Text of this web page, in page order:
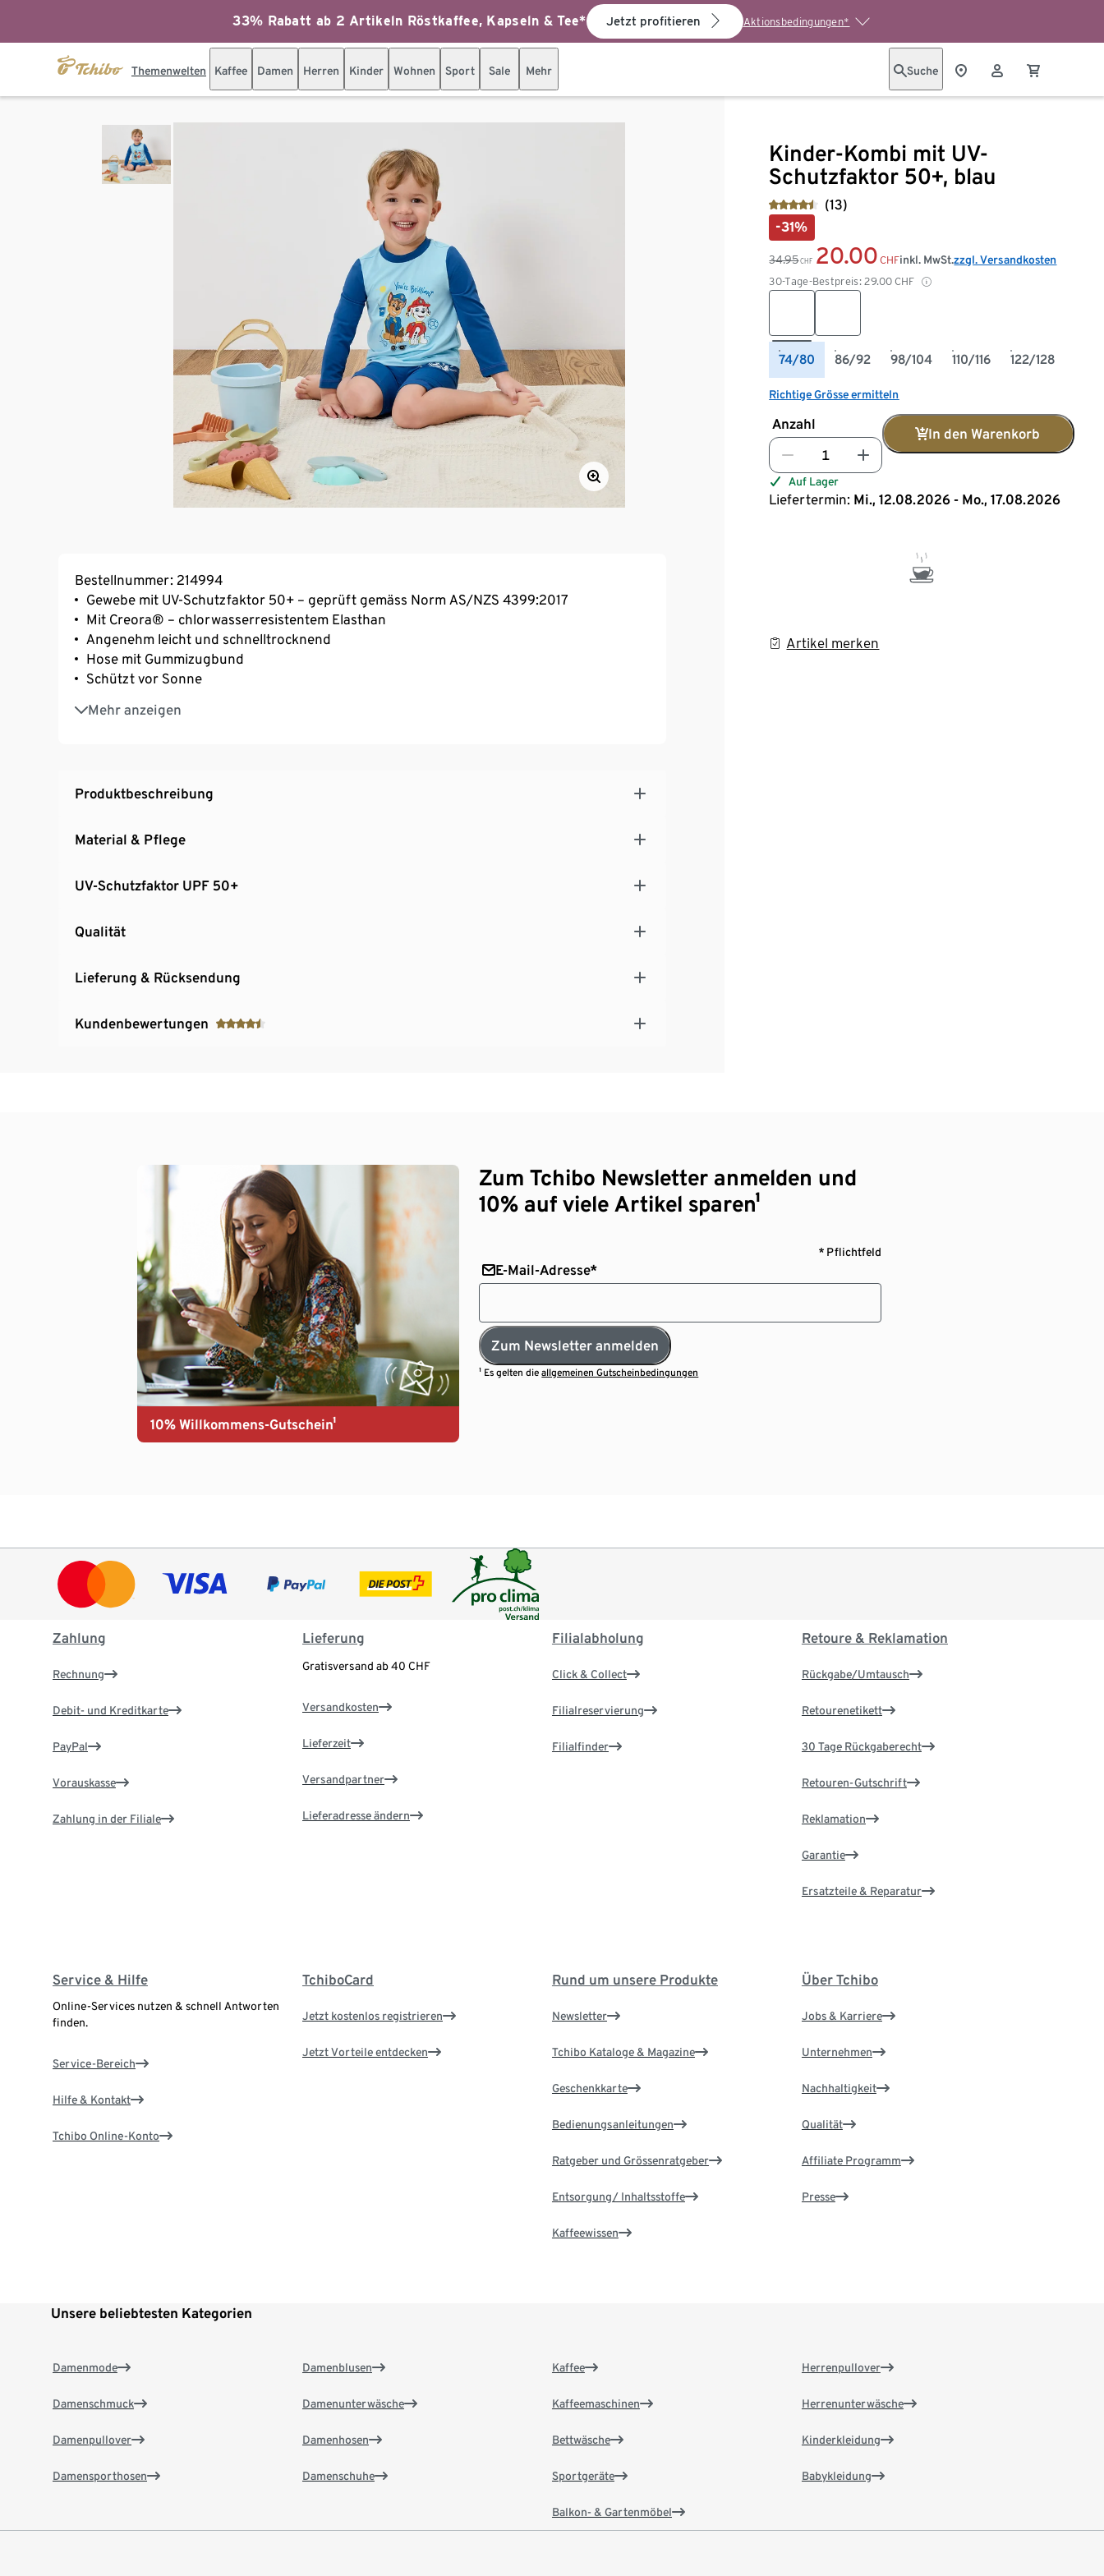
33% Rabatt ab 2 Artikeln Röstkaffee, Kapseln & Tee* Jetzt profitieren Aktionsbedingungen*
Themenwelten Kaffee Damen Herren Kinder Wohnen Sport Sale Mehr Suche
Kinder-Kombi mit UV-
Schutzfaktor 50+, blau
(13)
-31%
34.95 CHF 20.00 CHF
30-Tage-Bestpreis: 29.00 CHF
inkl. MwSt.zzgl. Versandkosten
74/80 86/92 98/104 110/116 122/128
Richtige Grösse ermitteln
Anzahl
In den Warenkorb
Auf Lager
Liefertermin: Mi., 12.08.2026 - Mo., 17.08.2026
Artikel merken
Bestellnummer: 214994
Gewebe mit UV-Schutzfaktor 50+ – geprüft gemäss Norm AS/NZS 4399:2017
Mit Creora® – chlorwasserresistentem Elasthan
Angenehm leicht und schnelltrocknend
Hose mit Gummizugbund
Schützt vor Sonne
Mehr anzeigen
Mit Elasthan: formbeständig, perfekter Sitz, hoher Tragekomfort
Produktbeschreibung
Material & Pflege
UV-Schutzfaktor UPF 50+
Qualität
Lieferung & Rücksendung
Kundenbewertungen
10% Willkommens-Gutschein¹
Zum Tchibo Newsletter anmelden und
10% auf viele Artikel sparen¹
* Pflichtfeld
E-Mail-Adresse*
Zum Newsletter anmelden
¹ Es gelten dieallgemeinen Gutscheinbedingungen
Zahlung
Rechnung
Debit- und Kreditkarte
PayPal
Vorauskasse
Zahlung in der Filiale
Lieferung
Gratisversand ab 40 CHF
Versandkosten
Lieferzeit
Versandpartner
Lieferadresse ändern
Filialabholung
Click & Collect
Filialreservierung
Filialfinder
Retoure & Reklamation
Rückgabe/Umtausch
Retourenetikett
30 Tage Rückgaberecht
Retouren-Gutschrift
Reklamation
Garantie
Ersatzteile & Reparatur
Service & Hilfe
Online-Services nutzen & schnell Antworten
finden.
Service-Bereich
Hilfe & Kontakt
Tchibo Online-Konto
TchiboCard
Jetzt kostenlos registrieren
Jetzt Vorteile entdecken
Rund um unsere Produkte
Newsletter
Tchibo Kataloge & Magazine
Geschenkkarte
Bedienungsanleitungen
Ratgeber und Grössenratgeber
Entsorgung/ Inhaltsstoffe
Kaffeewissen
Über Tchibo
Jobs & Karriere
Unternehmen
Nachhaltigkeit
Qualität
Affiliate Programm
Presse
Unsere beliebtesten Kategorien
Damenmode
Damenschmuck
Damenpullover
Damensporthosen
Damenblusen
Damenunterwäsche
Damenhosen
Damenschuhe
Kaffee
Kaffeemaschinen
Bettwäsche
Sportgeräte
Balkon- & Gartenmöbel
Herrenpullover
Herrenunterwäsche
Kinderkleidung
Babykleidung